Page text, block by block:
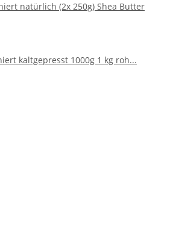
natürlich (2x 250g) Shea Butter